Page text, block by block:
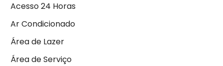
Acesso 24 Horas
Ar Condicionado
Área de Lazer
Área de Serviço